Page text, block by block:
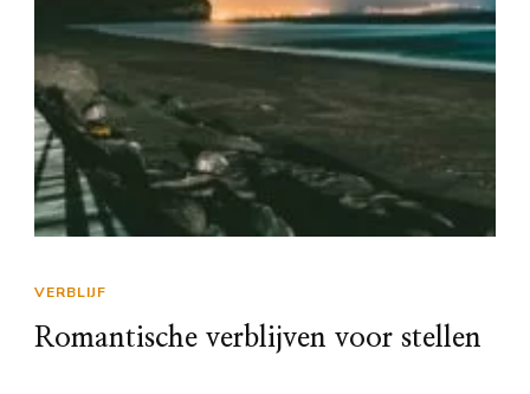
VERBLIJF
Romantische verblijven voor stellen